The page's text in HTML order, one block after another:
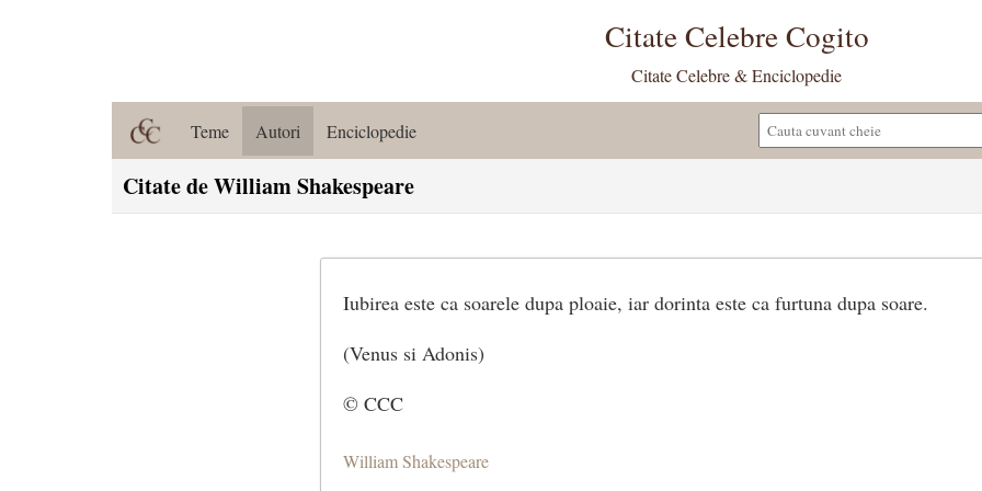
Citate Celebre Cogito
Citate Celebre & Enciclopedie
Teme Autori Enciclopedie
Citate de William Shakespeare
Iubirea este ca soarele dupa ploaie, iar dorinta este ca furtuna dupa soare.
(Venus si Adonis)
© CCC
William Shakespeare